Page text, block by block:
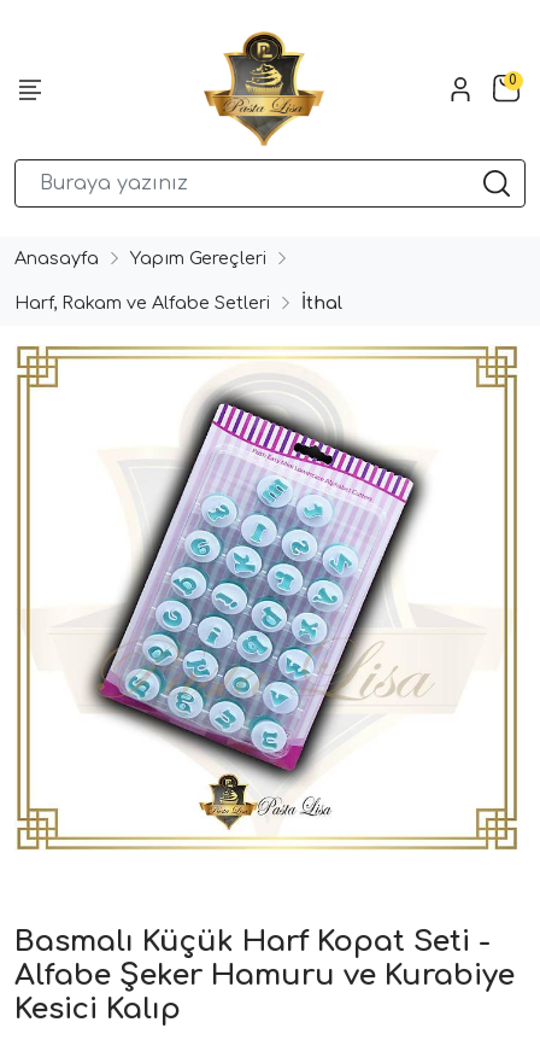
0
Anasayfa Yapım Gereçleri
Harf, Rakam ve Alfabe Setleri İthal
Basmalı Küçük Harf Kopat Seti -
Alfabe Şeker Hamuru ve Kurabiye
Kesici Kalıp